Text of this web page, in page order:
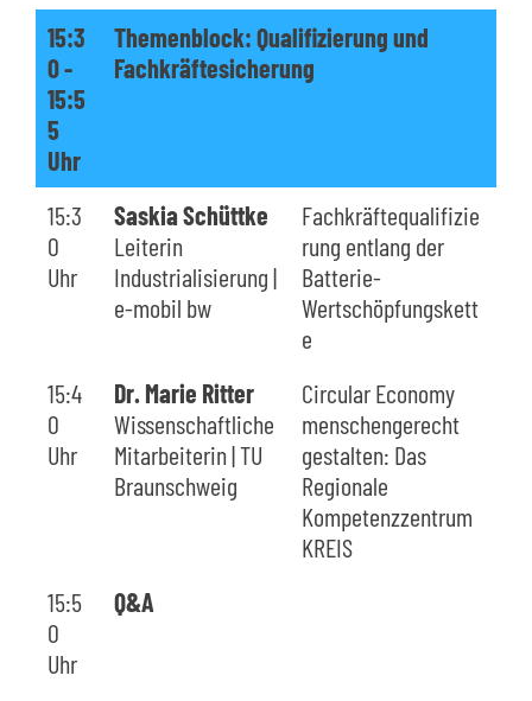
15:3
0 -
15:5
5
Uhr
Themenblock: Qualifizierung und
Fachkräftesicherung
15:3
0
Uhr
Saskia Schüttke
Leiterin
Industrialisierung |
e-mobil bw
Fachkräftequalifizie
rung entlang der
Batterie-
Wertschöpfungskett
e
15:4
0
Uhr
Dr. Marie Ritter
Wissenschaftliche
Mitarbeiterin | TU
Braunschweig
Circular Economy
menschengerecht
gestalten: Das
Regionale
Kompetenzzentrum
KREIS
15:5
0
Uhr
Q&A